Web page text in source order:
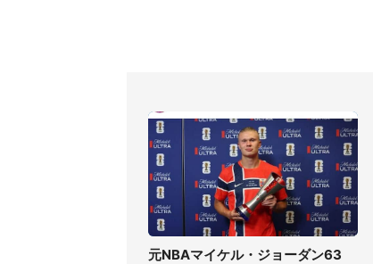
元NBAマイケル・ジョーダン63